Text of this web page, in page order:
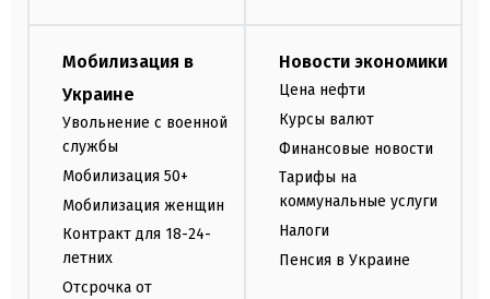
Мобилизация в
Украине
Увольнение с военной
службы
Мобилизация 50+
Мобилизация женщин
Контракт для 18-24-
летних
Отсрочка от
Новости экономики
Цена нефти
Курсы валют
Финансовые новости
Тарифы на
коммунальные услуги
Налоги
Пенсия в Украине